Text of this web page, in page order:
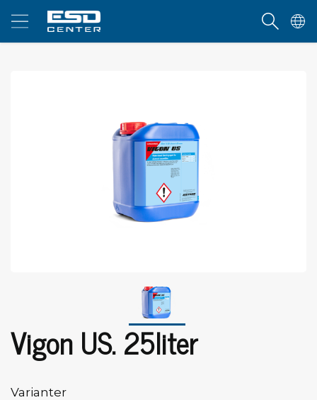
Vigon US. 25liter
Varianter